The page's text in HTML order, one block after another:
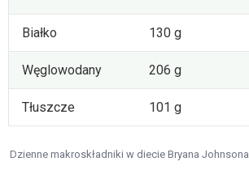
Białko 130 g
Węglowodany 206 g
Tłuszcze 101 g
Dzienne makroskładniki w diecie Bryana Johnsona.